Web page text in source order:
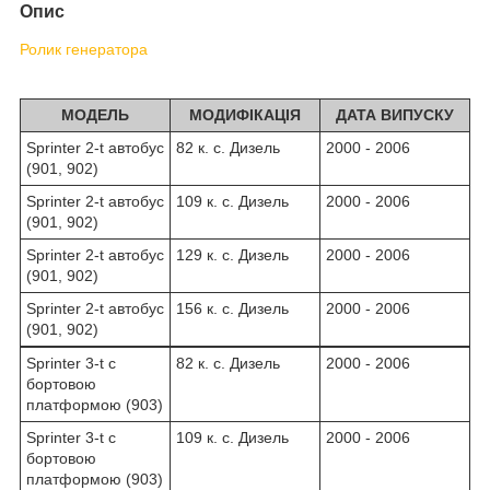
Опис
Ролик генератора
МОДЕЛЬ МОДИФІКАЦІЯ
ДАТА ВИПУСКУ
Sprinter 2-t автобус
(901, 902)
82 к. с. Дизель 2000 - 2006
Sprinter 2-t автобус
(901, 902)
109 к. с. Дизель 2000 - 2006
Sprinter 2-t автобус
(901, 902)
129 к. с. Дизель 2000 - 2006
Sprinter 2-t автобус
(901, 902)
156 к. с. Дизель 2000 - 2006
Sprinter 3-t c
бортовою
платформою (903)
82 к. с. Дизель 2000 - 2006
Sprinter 3-t c
бортовою
платформою (903)
109 к. с. Дизель 2000 - 2006